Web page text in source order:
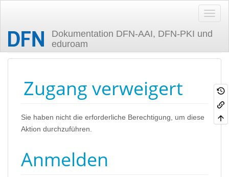
Dokumentation DFN-AAI, DFN-PKI und
eduroam
Zuletzt angesehen
Zugang verweigert
Sie haben nicht die erforderliche Berechtigung, um diese
Aktion durchzuführen.
Anmelden